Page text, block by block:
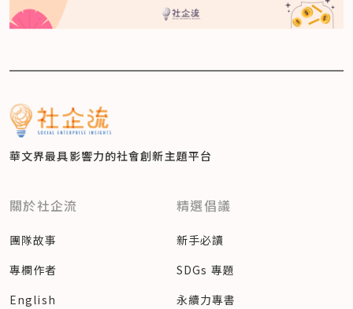
華文界最具影響力的社會創新主題平台
關於社企流
團隊故事
專欄作者
English
精選倡議
新手必讀
SDGs 專題
永續力專書